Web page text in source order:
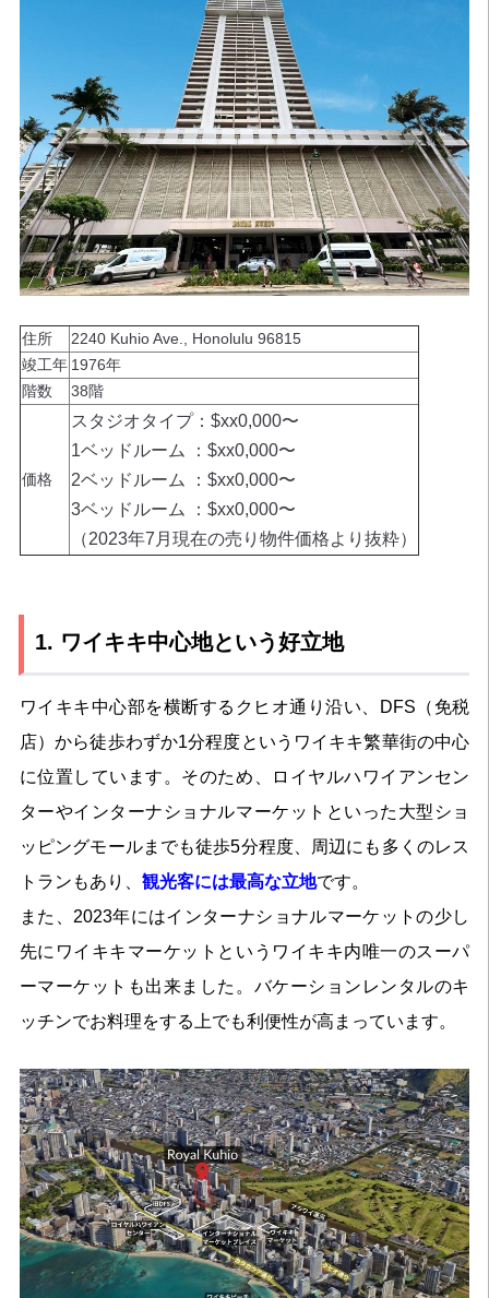
住所
2240 Kuhio Ave., Honolulu 96815
竣工年 1976年
階数
38階
価格
スタジオタイプ：$xx0,000〜
1ベッドルーム ：$xx0,000〜
2ベッドルーム ：$xx0,000〜
3ベッドルーム ：$xx0,000〜
（2023年7月現在の売り物件価格より抜粋）
1. ワイキキ中心地という好立地
ワイキキ中心部を横断するクヒオ通り沿い、DFS（免税
店）から徒歩わずか1分程度というワイキキ繁華街の中心
に位置しています。そのため、ロイヤルハワイアンセン
ターやインターナショナルマーケットといった大型ショ
ッピングモールまでも徒歩5分程度、周辺にも多くのレス
トランもあり、 観光客には最高な立地です。
また、2023年にはインターナショナルマーケットの少し
先にワイキキマーケットというワイキキ内唯一のスーパ
ーマーケットも出来ました。バケーションレンタルのキ
ッチンでお料理をする上でも利便性が高まっています。